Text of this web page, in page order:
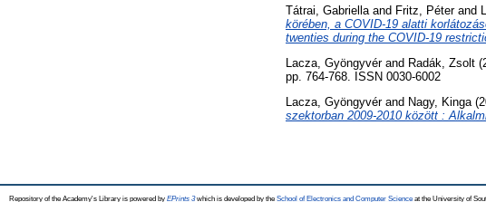
Tátrai, Gabriellaand Fritz, Péterand
körében, a COVID-19 alatti
twenties during the COVID-19
Lacza, Gyöngyvérand Radák, Zsolt
pp. 764-768. ISSN 0030-6002
Lacza, Gyöngyvérand Nagy, Kinga
szektorban 2009-2010 között :
Repository of the Academy's Library is powered by EPrints 3which is developed by the School of Electronics and Computer Science at the University of